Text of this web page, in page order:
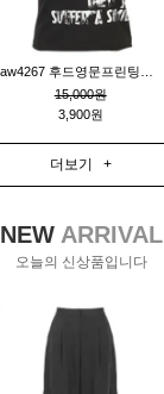
15,000원
3,900원
더보기 +
NEWARRIVAL
오늘의 신상품입니다